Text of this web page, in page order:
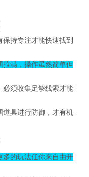
持专注才能快速找到
拉满，操作虽然简单但
必须收集足够线索才能
道具进行防御，才有机
多的玩法任你来自由开